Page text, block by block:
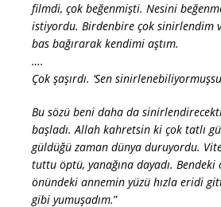
filmdi, çok beğenmişti. Nesini
istiyordu. Birdenbire çok sinirlendim
bas bağırarak kendimi aştım.
….
Çok şaşırdı. ‘Sen
Bu sözü beni daha da
başladı. Allah kahretsin ki çok tatlı
güldüğü zaman dünya duruyordu.
tuttu öptü, yanağına dayadı.
önündeki annemin yüzü hızla eridi
gibi yumuşadım.”